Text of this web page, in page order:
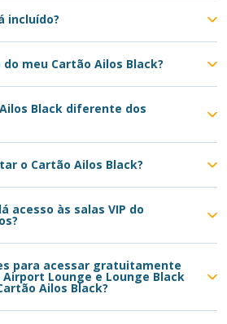
incluído?
meu Cartão Ailos Black?
Black diferente dos
o Cartão Ailos Black?
acesso às salas VIP do
para acessar gratuitamente
Lounge e Lounge Black
Ailos Black?